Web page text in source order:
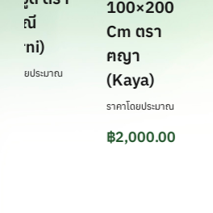
รณี
าโดยประมาณ
100×200
Cm ตรา
ฅญา
(Kaya)
ราคาโดยประมาณ
฿2,000.00